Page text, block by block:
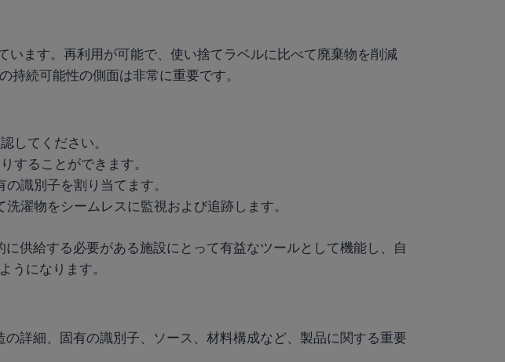
います。再利用が可能で、使い捨てラベルに比べて廃棄物を削減
続可能性の側面は非常に重要です。
してください。
することができます。
識別子を割り当てます。
濯物をシームレスに監視および追跡します。
供給する必要がある施設にとって有益なツールとして機能し、自
うになります。
詳細、固有の識別子、ソース、材料構成など、製品に関する重要